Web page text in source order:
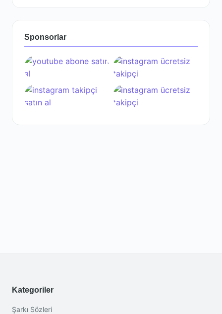
Sponsorlar
Kategoriler
Şarkı Sözleri